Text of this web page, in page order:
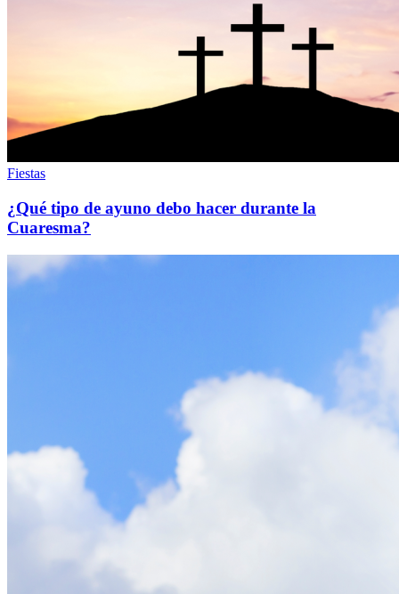
Fiestas
¿Qué tipo de ayuno debo hacer durante la
Cuaresma?